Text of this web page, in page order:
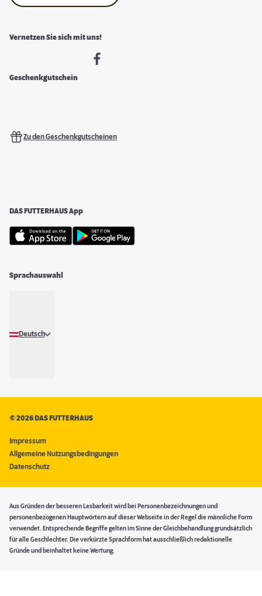
Vernetzen Sie sich mit uns!
Geschenkgutschein
Zu den Geschenkgutscheinen
DAS FUTTERHAUS App
Sprachauswahl
Deutsch
©2026 DAS FUTTERHAUS
Impressum
Allgemeine Nutzungsbedingungen
Datenschutz
Aus Gründen der besseren Lesbarkeit wird bei Personenbezeichnungen und
personenbezogenen Hauptwörtern auf dieser Webseite in der Regel die männliche Form
verwendet. Entsprechende Begriffe gelten im Sinne der Gleichbehandlung grundsätzlich
für alle Geschlechter. Die verkürzte Sprachform hat ausschließlich redaktionelle
Gründe und beinhaltet keine Wertung.